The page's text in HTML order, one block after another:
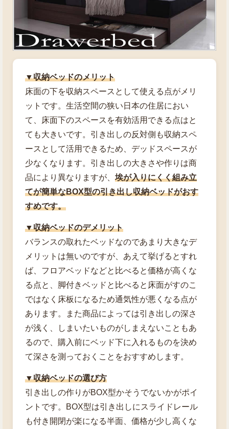
▼収納ベッドのメリット
床面の下を収納スペースとして使える点がメリ
ットです。生活空間の狭い日本の住居におい
て、床面下のスペースを有効活用できる点はと
ても大きいです。引き出しの反対側も収納スペ
ースとして活用できるため、デッドスペースが
少なくなります。引き出しの大きさや作りは商
品により異なりますが、 埃が入りにくく組み立
てが簡単なBOX型の引き出し収納ベッドがおす
すめです。
▼収納ベッドのデメリット
バランスの取れたベッドなのであまり大きなデ
メリットは無いのですが、あえて挙げるとすれ
ば、フロアベッドなどと比べると価格が高くな
る点と、脚付きベッドと比べると床面がすのこ
ではなく床板になるため通気性が悪くなる点が
あります。また商品によっては引き出しの深さ
が浅く、しまいたいものがしまえないこともあ
るので、購入前にベッド下に入れるものを決め
て深さを測っておくことをおすすめします。
▼収納ベッドの選び方
引き出しの作りがBOX型かそうでないかがポイ
ントです。BOX型は引き出しにスライドレール
も付き開閉が楽になる半面、価格が少し高くな